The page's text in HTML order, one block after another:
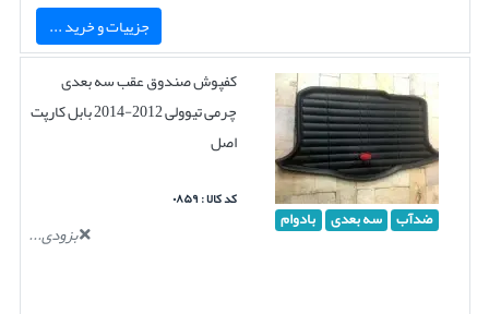
جزییات و خرید ...
ضدآب سه بعدی بادوام
کفپوش صندوق عقب سه بعدی
چرمی تیوولی 2012-2014 بابل کارپت
اصل
کد کالا : ۰۸۵۹
بزودی...